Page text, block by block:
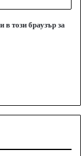
в този браузър за